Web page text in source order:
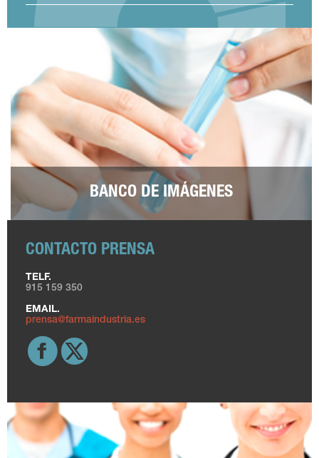
BANCO DE IMÁGENES
CONTACTO PRENSA
TELF.
915 159 350
EMAIL.
prensa@farmaindustria.es